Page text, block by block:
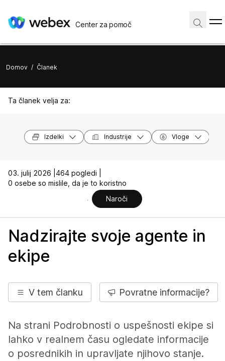
Center za pomoč
Domov / Članek
Ta članek velja za:
Izdelki Industrije Vloge
03. julij 2026 | 464 pogledi |
0 osebe so mislile, da je to koristno
Naroči
Nadzirajte svoje agente in
ekipe
V tem članku Povratne informacije?
Na strani Podrobnosti o uspešnosti ekipe si
lahko v realnem času ogledate informacije
o posrednikih in upravljate njihovo stanje.